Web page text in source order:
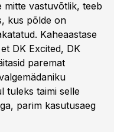
mitte vastuvõtlik, teeb
kus põlde on
Kaheaastase
DK Excited, DK
paremat
tuleks taimi selle
parim kasutusaeg